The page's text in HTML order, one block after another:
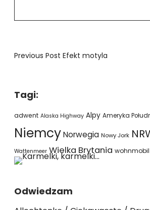
Previous Post Efekt motyla
Tagi:
adwent Alaska Highway Alpy Ameryka
NiemcyNorwegia Nowy Jork
Wattenmeer Wielka Brytania wohnmobil
Odwiedzam